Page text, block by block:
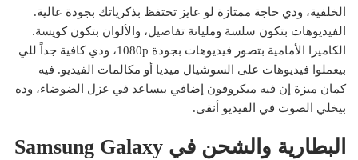
الخلفية، ودي حاجة ممتازة لو عايز تحتفظ بذكرياتك بجودة عالية.
الفيديوهات بتكون سلسة ومليانة تفاصيل، والألوان بتكون كويسة.
الكاميرا الأمامية بتصور فيديوهات بجودة 1080p، ودي كافية جداً للي
بيعملوا فيديوهات على السوشيال ميديا أو مكالمات الفيديو. فيه
كمان ميزة إن فيه ميكروفون إضافي بيساعد في عزل الضوضاء، وده
بيخلي الصوت في الفيديو أنقى.
البطارية والشحن في Samsung Galaxy